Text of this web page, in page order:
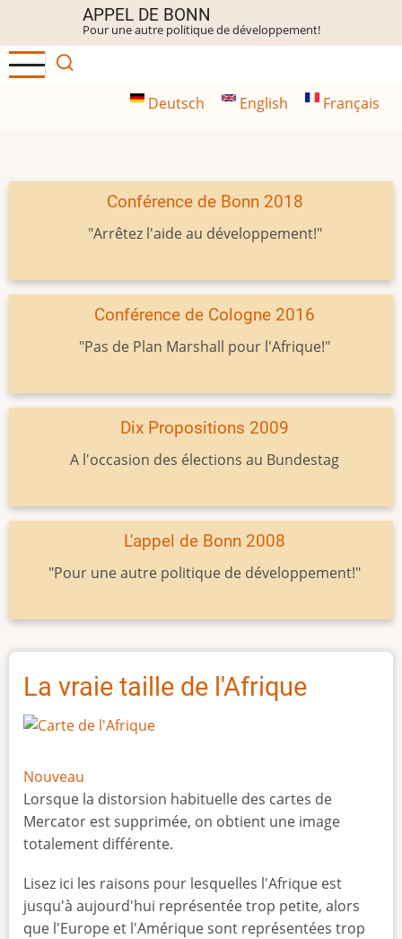
contenu
principal
APPEL DE BONN
Pour une autre politique de développement!
Deutsch English Français
Conférence de Bonn 2018
"Arrêtez l'aide au développement!"
Conférence de Cologne 2016
"Pas de Plan Marshall pour l'Afrique!"
Dix Propositions 2009
A l'occasion des élections au Bundestag
L'appel de Bonn 2008
"Pour une autre politique de développement!"
La vraie taille de l'Afrique
Nouveau
Lorsque la distorsion habituelle des cartes de
Mercator est supprimée, on obtient une image
totalement différente.
Lisez ici les raisons pour lesquelles l'Afrique est
jusqu'à aujourd'hui représentée trop petite, alors
que l'Europe et l'Amérique sont représentées trop